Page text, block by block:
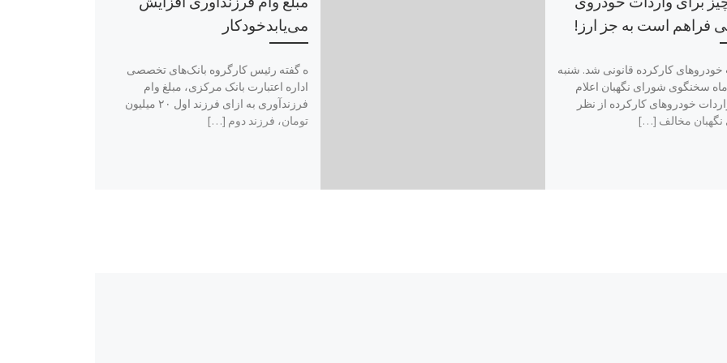
می‌یابدخودکار
ه گفته رئیس کارگروه بانک‌های تخصصی
اداره اعتبارت بانک مرکزی، مبلغ وام
فرزندآوری به ازای فرزند اول ۲۰ میلیون
تومان، فرزند دوم […]
فراهم است به جز ارز!
خودروهای کارکرده قانونی شد. شنبه
ماه سخنگوی شورای نگهبان اعلام
خودروهای کارکرده از نظر
مخالف […]